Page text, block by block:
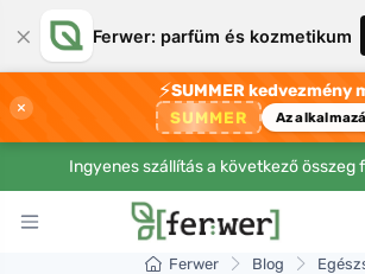
× Ferwer: parfüm és kozmetikum
×
⚡SUMMER kedvezmény
SUMMER Az
Ingyenes szállítás a következő összeg
Ferwer Blog